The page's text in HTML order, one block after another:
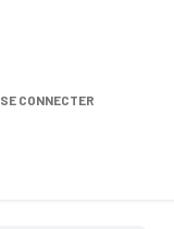
SE CONNECTER